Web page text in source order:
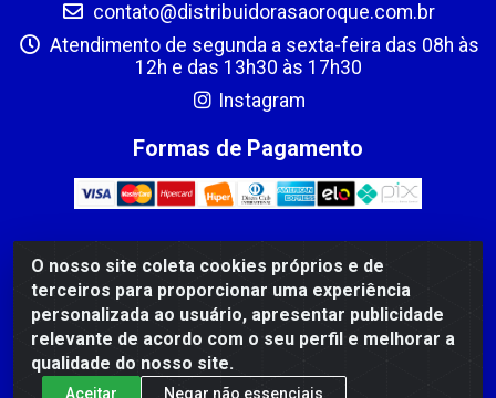
O nosso site coleta cookies próprios e de
terceiros para proporcionar uma experiência
personalizada ao usuário, apresentar publicidade
relevante de acordo com o seu perfil e melhorar a
qualidade do nosso site.
Aceitar Negar não essenciais
contato@distribuidorasaoroque.com.br
Atendimento de segunda a sexta-feira das 08h às
12h e das 13h30 às 17h30
Instagram
Formas de Pagamento
DIST DE PROD ALIM SÃO ROQUE LTDA - AVENIDA PROBAHIA,
501 - TOMBA - CIS, FEIRA DE SANTANA /BA - CEP: 44.092-
400 - CNPJ 03.705.630/0003-11